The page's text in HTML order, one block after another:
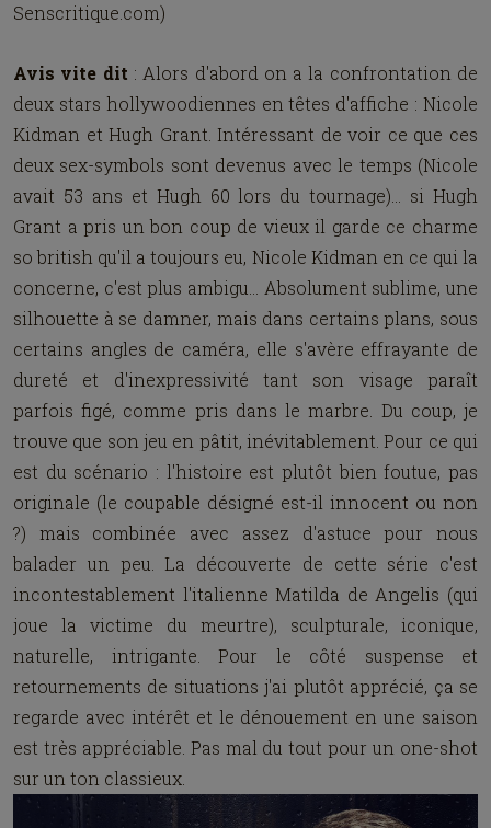
Senscritique.com)
Avis vite dit : Alors d'abord on a la confrontation de
deux stars hollywoodiennes en têtes d'affiche : Nicole
Kidman et Hugh Grant. Intéressant de voir ce que ces
deux sex-symbols sont devenus avec le temps (Nicole
avait 53 ans et Hugh 60 lors du tournage)... si Hugh
Grant a pris un bon coup de vieux il garde ce charme
so british qu'il a toujours eu, Nicole Kidman en ce qui la
concerne, c'est plus ambigu... Absolument sublime, une
silhouette à se damner, mais dans certains plans, sous
certains angles de caméra, elle s'avère effrayante de
dureté et d'inexpressivité tant son visage paraît
parfois figé, comme pris dans le marbre. Du coup, je
trouve que son jeu en pâtit, inévitablement. Pour ce qui
est du scénario : l'histoire est plutôt bien foutue, pas
originale (le coupable désigné est-il innocent ou non
?) mais combinée avec assez d'astuce pour nous
balader un peu. La découverte de cette série c'est
incontestablement l'italienne Matilda de Angelis (qui
joue la victime du meurtre), sculpturale, iconique,
naturelle, intrigante. Pour le côté suspense et
retournements de situations j'ai plutôt apprécié, ça se
regarde avec intérêt et le dénouement en une saison
est très appréciable. Pas mal du tout pour un one-shot
sur un ton classieux.